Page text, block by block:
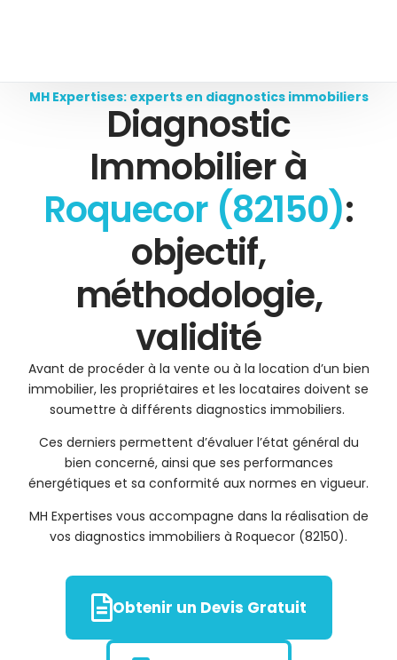
MH Expertises: experts en diagnostics immobiliers
Diagnostic
Immobilier à
Roquecor (82150):
objectif,
méthodologie,
validité
Avant de procéder à la vente ou à la location d’un bien
immobilier, les propriétaires et les locataires doivent se
soumettre à différents diagnostics immobiliers.
Ces derniers permettent d’évaluer l’état général du
bien concerné, ainsi que ses performances
énergétiques et sa conformité aux normes en vigueur.
MH Expertises vous accompagne dans la réalisation de
vos diagnostics immobiliers à Roquecor (82150).
Obtenir un Devis Gratuit